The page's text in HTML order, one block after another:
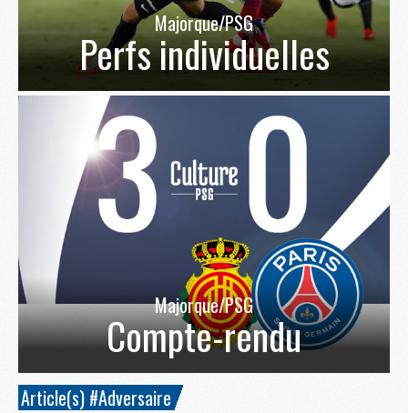
Majorque/PSG
Perfs individuelles
Majorque/PSG
Compte-rendu
Article(s) #Adversaire